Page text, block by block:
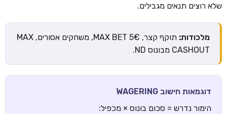
שלא רוצים תנאים מגבילים.
מלכודות:
תוקף קצר, MAX BET 5€, משחקים אסורים, MAX
CASHOUT מבונוס ND.
דוגמאות חישוב WAGERING
הימור נדרש = סכום בונוס × מכפיל: